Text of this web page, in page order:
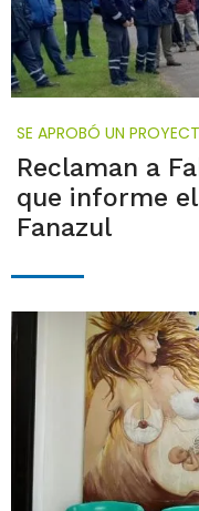
SE APROBÓ UN
Reclaman a
que informe
Fanazul